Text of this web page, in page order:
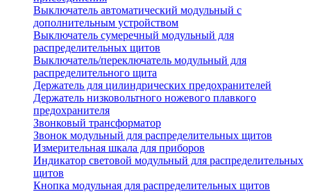
Выключатель автоматический модульный с
дополнительным устройством
Выключатель сумеречный модульный для
распределительных щитов
Выключатель/переключатель модульный для
распределительного щита
Держатель для цилиндрических предохранителей
Держатель низковольтного ножевого плавкого
предохранителя
Звонковый трансформатор
Звонок модульный для распределительных щитов
Измерительная шкала для приборов
Индикатор световой модульный для распределительных
щитов
Кнопка модульная для распределительных щитов